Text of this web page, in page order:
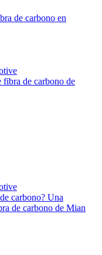
de carbono en
fibra de carbono de
carbono? Una
de carbono de Mian